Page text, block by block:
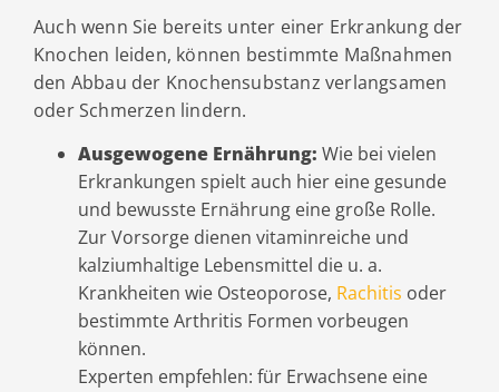
Auch wenn Sie bereits unter einer Erkrankung der
Knochen leiden, können bestimmte Maßnahmen
den Abbau der Knochensubstanz verlangsamen
oder Schmerzen lindern.
Ausgewogene Ernährung: Wie bei vielen
Erkrankungen spielt auch hier eine gesunde
und bewusste Ernährung eine große Rolle.
Zur Vorsorge dienen vitaminreiche und
kalziumhaltige Lebensmittel die u. a.
Krankheiten wie Osteoporose, Rachitis oder
bestimmte Arthritis Formen vorbeugen
können.
Experten empfehlen: für Erwachsene eine